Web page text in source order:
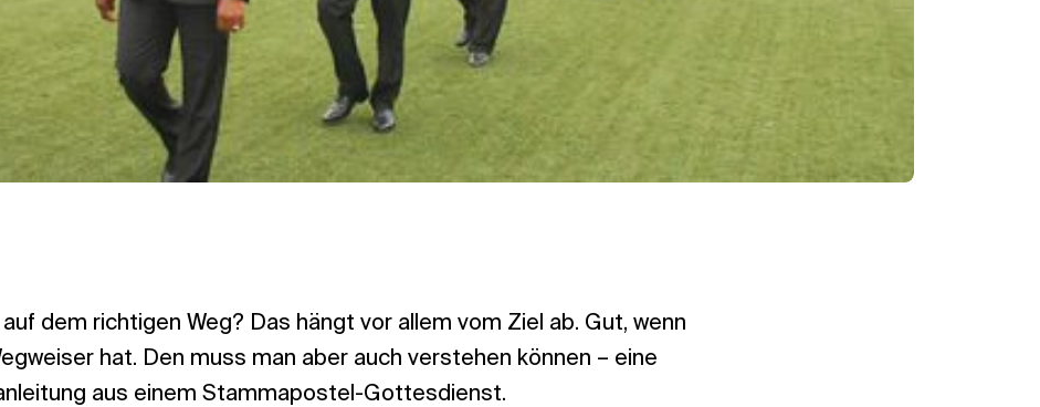
dem richtigen Weg? Das hängt vor allem vom Ziel ab. Gut, wenn
hat. Den muss man aber auch verstehen können – eine
aus einem Stammapostel-Gottesdienst.